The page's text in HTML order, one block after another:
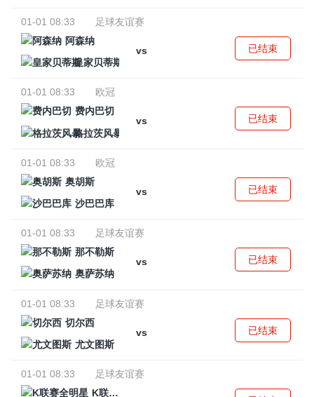
01-01 08:33
足球友谊赛
阿森纳
vs
皇家贝蒂斯
已结束
01-01 08:33
欧冠
费内巴切
vs
格拉茨风暴
已结束
01-01 08:33
欧冠
奥胡斯
vs
沙巴巴库
已结束
01-01 08:33
足球友谊赛
那不勒斯
vs
奥萨苏纳
已结束
01-01 08:33
足球友谊赛
切尔西
vs
尤文图斯
已结束
01-01 08:33
足球友谊赛
K联赛全明星